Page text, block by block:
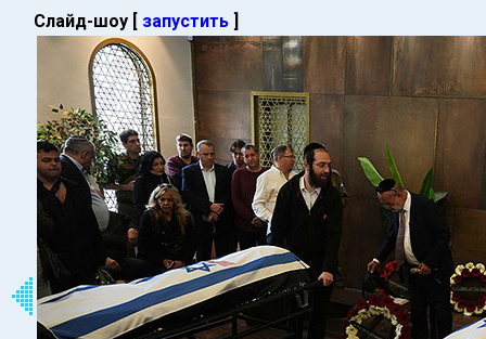
Слайд-шоу [ запустить ]